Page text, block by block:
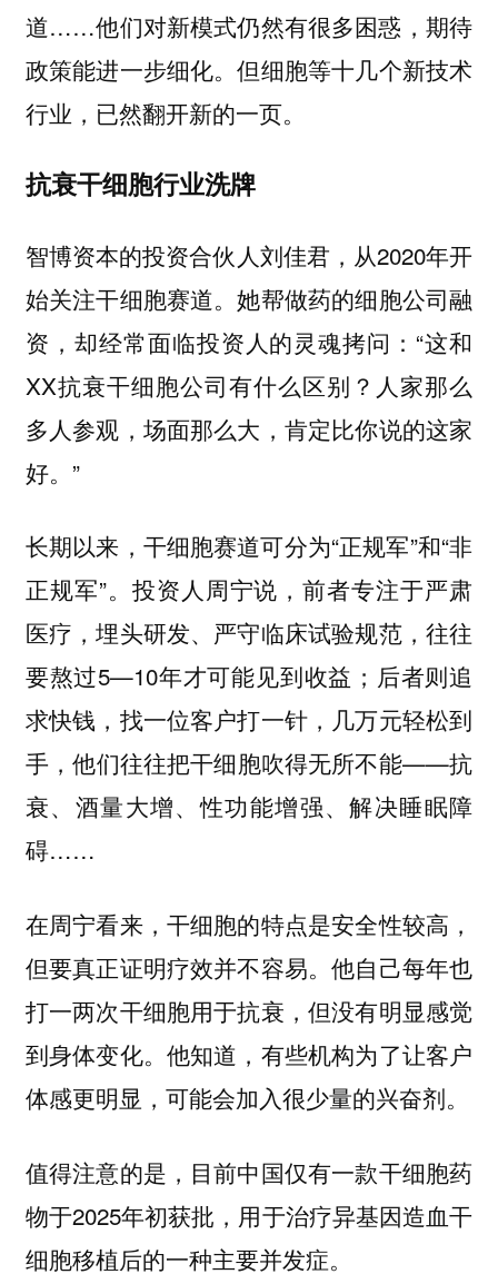
道……他们对新模式仍然有很多困惑，期待
政策能进一步细化。但细胞等十几个新技术
行业，已然翻开新的一页。
抗衰干细胞行业洗牌
智博资本的投资合伙人刘佳君，从2020年开
始关注干细胞赛道。她帮做药的细胞公司融
资，却经常面临投资人的灵魂拷问：“这和
XX抗衰干细胞公司有什么区别？人家那么
多人参观，场面那么大，肯定比你说的这家
好。”
长期以来，干细胞赛道可分为“正规军”和“非
正规军”。投资人周宁说，前者专注于严肃
医疗，埋头研发、严守临床试验规范，往往
要熬过5—10年才可能见到收益；后者则追
求快钱，找一位客户打一针，几万元轻松到
手，他们往往把干细胞吹得无所不能——抗
衰、酒量大增、性功能增强、解决睡眠障
碍……
在周宁看来，干细胞的特点是安全性较高，
但要真正证明疗效并不容易。他自己每年也
打一两次干细胞用于抗衰，但没有明显感觉
到身体变化。他知道，有些机构为了让客户
体感更明显，可能会加入很少量的兴奋剂。
值得注意的是，目前中国仅有一款干细胞药
物于2025年初获批，用于治疗异基因造血干
细胞移植后的一种主要并发症。